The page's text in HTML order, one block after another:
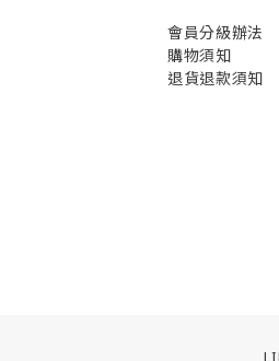
會員分級辦法
購物須知
退貨退款須知